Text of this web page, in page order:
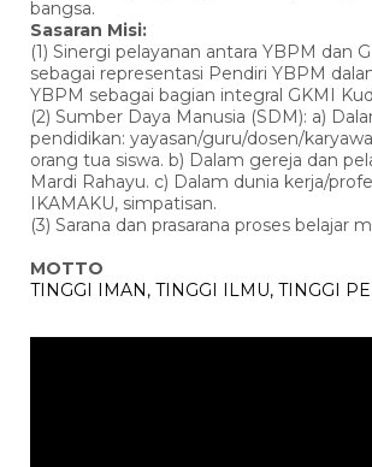
bangsa.
Sasaran Misi:
(1) Sinergi pelayanan antara YBPM dan
sebagai representasi Pendiri YBPM
YBPM sebagai bagian integral GKMI
(2) Sumber Daya Manusia (SDM): a)
pendidikan: yayasan/guru/dosen/
orang tua siswa. b) Dalam gereja dan
Mardi Rahayu. c) Dalam dunia kerja/
IKAMAKU, simpatisan.
(3) Sarana dan prasarana proses belajar
MOTTO
TINGGI IMAN, TINGGI ILMU, TINGGI